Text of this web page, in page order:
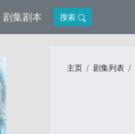
(current)
剧集剧本 (current)
搜索
主页 剧集列表